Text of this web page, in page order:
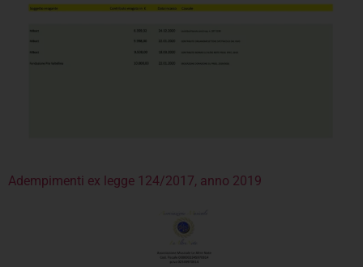
Adempimenti ex legge 124/2017, anno 2019